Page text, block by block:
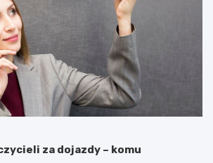
za dojazdy – komu